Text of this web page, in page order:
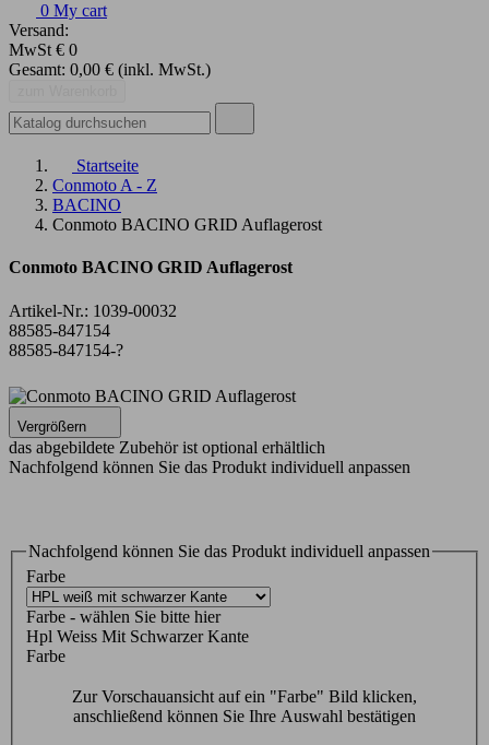
0 My cart
Versand:
MwSt € 0
Gesamt: 0,00 € (inkl. MwSt.)
Startseite
Conmoto A - Z
BACINO
Conmoto BACINO GRID Auflagerost
Conmoto BACINO GRID Auflagerost
Artikel-Nr.: 1039-00032
88585-847154
88585-847154-?
Vergrößern
das abgebildete Zubehör ist optional erhältlich
Nachfolgend können Sie das Produkt individuell anpassen
Nachfolgend können Sie das Produkt individuell anpassen
Farbe
Farbe - wählen Sie bitte hier
Hpl Weiss Mit Schwarzer Kante
Farbe
Zur Vorschauansicht auf ein "Farbe" Bild klicken,
anschließend können Sie Ihre Auswahl bestätigen